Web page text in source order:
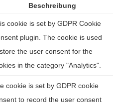
Beschreibung
cookie is set by GDPR Cookie
plugin. The cookie is used
the user consent for the
in the category "Analytics".
cookie is set by GDPR cookie
to record the user consent